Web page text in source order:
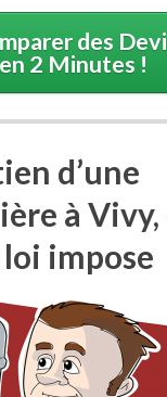
des
en 2 Minutes !
d’une
à Vivy,
impose